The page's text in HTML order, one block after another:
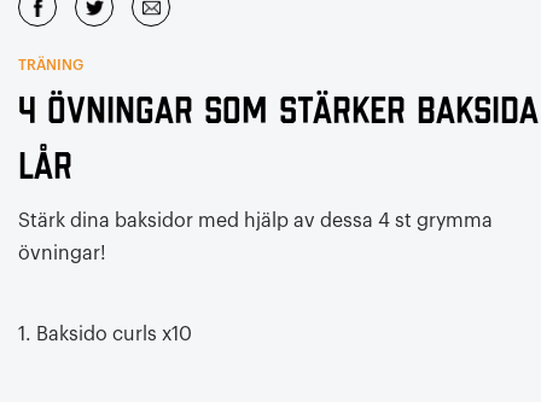
TRÄNING
4 övningar som stärker baksida
lår
Stärk dina baksidor med hjälp av dessa 4 st grymma
övningar!
1. Baksido curls x10